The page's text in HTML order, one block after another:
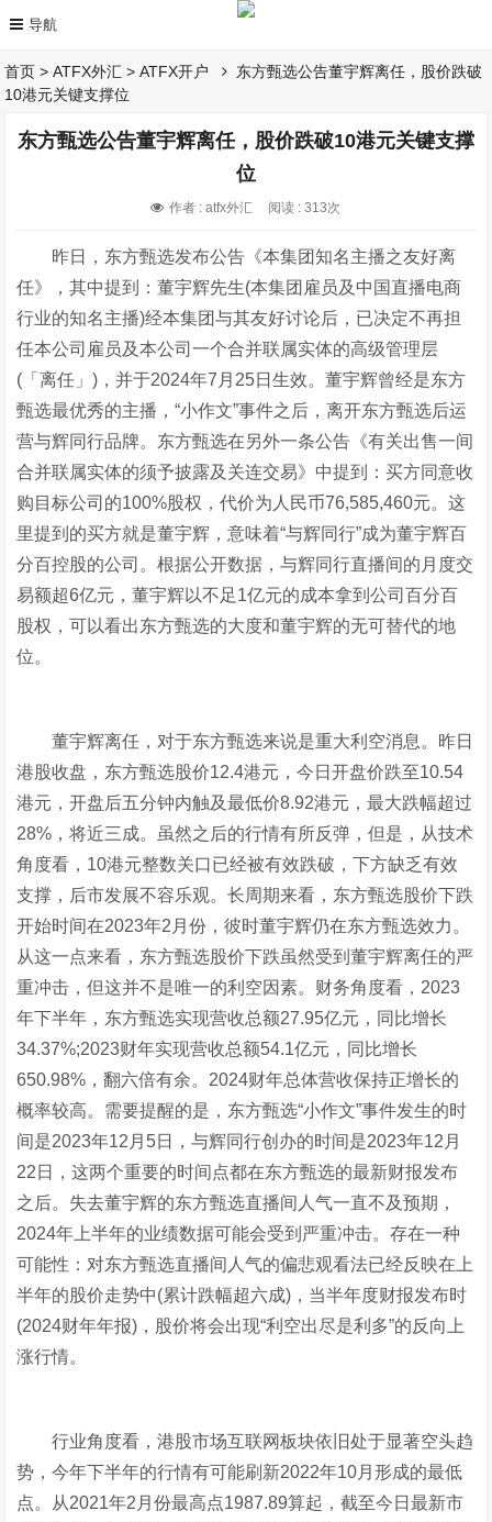
首页 >ATFX外汇 >ATFX开户
东方甄选公告董宇辉离任，股价跌破
10港元关键支撑位
东方甄选公告董宇辉离任，股价跌破10港元关键支撑
位
作者 : atfx外汇 阅读 : 313次
昨日，东方甄选发布公告《本集团知名主播之友好离
任》，其中提到：董宇辉先生(本集团雇员及中国直播电商
行业的知名主播)经本集团与其友好讨论后，已决定不再担
任本公司雇员及本公司一个合并联属实体的高级管理层
(「离任」)，并于2024年7月25日生效。董宇辉曾经是东方
甄选最优秀的主播，“小作文”事件之后，离开东方甄选后运
营与辉同行品牌。东方甄选在另外一条公告《有关出售一间
合并联属实体的须予披露及关连交易》中提到：买方同意收
购目标公司的100%股权，代价为人民币76,585,460元。这
里提到的买方就是董宇辉，意味着“与辉同行”成为董宇辉百
分百控股的公司。根据公开数据，与辉同行直播间的月度交
易额超6亿元，董宇辉以不足1亿元的成本拿到公司百分百
股权，可以看出东方甄选的大度和董宇辉的无可替代的地
位。
董宇辉离任，对于东方甄选来说是重大利空消息。昨日
港股收盘，东方甄选股价12.4港元，今日开盘价跌至10.54
港元，开盘后五分钟内触及最低价8.92港元，最大跌幅超过
28%，将近三成。虽然之后的行情有所反弹，但是，从技术
角度看，10港元整数关口已经被有效跌破，下方缺乏有效
支撑，后市发展不容乐观。长周期来看，东方甄选股价下跌
开始时间在2023年2月份，彼时董宇辉仍在东方甄选效力。
从这一点来看，东方甄选股价下跌虽然受到董宇辉离任的严
重冲击，但这并不是唯一的利空因素。财务角度看，2023
年下半年，东方甄选实现营收总额27.95亿元，同比增长
34.37%;2023财年实现营收总额54.1亿元，同比增长
650.98%，翻六倍有余。2024财年总体营收保持正增长的
概率较高。需要提醒的是，东方甄选“小作文”事件发生的时
间是2023年12月5日，与辉同行创办的时间是2023年12月
22日，这两个重要的时间点都在东方甄选的最新财报发布
之后。失去董宇辉的东方甄选直播间人气一直不及预期，
2024年上半年的业绩数据可能会受到严重冲击。存在一种
可能性：对东方甄选直播间人气的偏悲观看法已经反映在上
半年的股价走势中(累计跌幅超六成)，当半年度财报发布时
(2024财年年报)，股价将会出现“利空出尽是利多”的反向上
涨行情。
行业角度看，港股市场互联网板块依旧处于显著空头趋
势，今年下半年的行情有可能刷新2022年10月形成的最低
点。从2021年2月份最高点1987.89算起，截至今日最新市